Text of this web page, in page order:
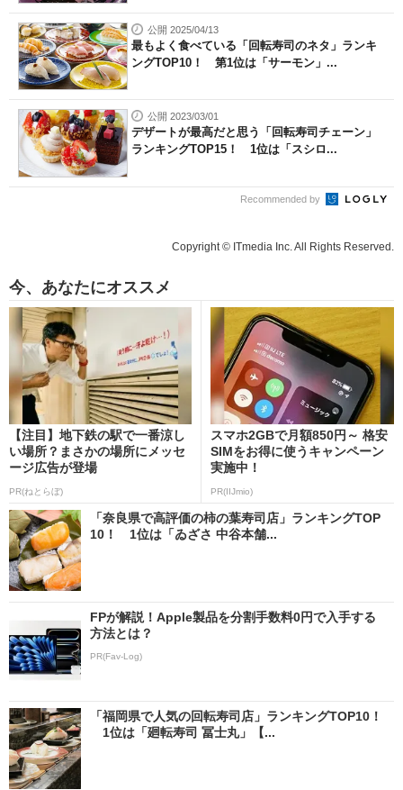
公開 2025/04/13
最もよく食べている「回転寿司のネタ」ランキ
ングTOP10！ 第1位は「サーモン」...
公開 2023/03/01
デザートが最高だと思う「回転寿司チェーン」
ランキングTOP15！ 1位は「スシロ...
Recommended by
Copyright © ITmedia Inc. All Rights Reserved.
今、あなたにオススメ
【注目】地下鉄の駅で一番涼し
い場所？まさかの場所にメッセ
ージ広告が登場
PR(ねとらぼ)
スマホ2GBで月額850円～ 格安
SIMをお得に使うキャンペーン
実施中！
PR(IIJmio)
「奈良県で高評価の柿の葉寿司店」ランキングTOP
10！ 1位は「ゐざさ 中谷本舗...
FPが解説！Apple製品を分割手数料0円で入手する
方法とは？
PR(Fav-Log)
「福岡県で人気の回転寿司店」ランキングTOP10！
1位は「廻転寿司 冨士丸」【...